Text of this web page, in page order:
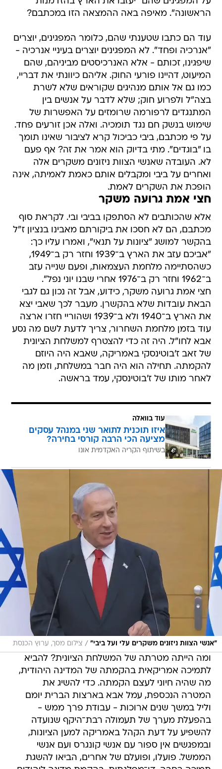
הראשונה". מאיפה באה ההמצאה הזו במכתבם?
עוד הם כתבו שטענתי שהם, כלומר המפגינים, יוצרים
"אנרכיה ופחד". לא המפגינים יוצרים בעיניי אנרכיה -
שיפגינו, זכותם - אלא האנרכיסטים מביניהם, שהם
המיעוט, דהיינו פורעי החוק. אליהם כיוונתי את דבריי,
כמו גם אל אותם מנהיגים שקוראים שלא לשרת
בצה"ל ולפרוע חוק; שלא לדבר על אנשים בין
המתנגדים לרפורמה שרומזים על האפשרות של
שימוש בנשק חם נגד תומכיה. ואלה אכן זורעים פחד.
על פי מכתבם, ביבי כביכול קרא לציבור שאינו תומך
בו "בוגדים". מתי בדיוק הוא אמר את זה? אף פעם
לא. העובדה שאנשי הצוות ניזונים משקרים אלה
ואחרים על ביבי ומקבלים אותם כאמת לאמיתה, אינה
הופכת את השקרים לאמת.
חצי אמת גרועה משקר
אלא שהכותבים לא הסתפקו בביבי ובי. לקראת סוף
מכתבם, הם לא חסכו את ביקורתם מאבינו בנציון ז"ל
בהקשר למושג "ציונות על תנאי", ואמרו עליו כך:
"אביכם עזב את הארץ ב־1939 וחזר רק ב־1949,
כשהסתיימה מלחמת העצמאות, ופעם שנייה עזב
ב־1962 וחזר רק ב־1976 אחרי שבנו יוני נפל".
חצי אמת גרועה משקר, כידוע, אבל זה נכון גם לגבי
הבאת עובדות שלא בהקשרן. מעבר לכך שאבי יצא
את הארץ ב־1940 ולא ב־1939 ושהוריי חזרו ארצה
עוד בזמן מלחמת השחרור, צריך לדעת לשם מה נסע
אבא לחו"ל. היה זה כדי להצטרף למשלחת הציונית
של זאב ז'בוטינסקי באמריקה, שאבא היה היוזם
להקמתה. תחילה הוא היה חבר במשלחת, וזמן מה
לאחר מותו של ז'בוטינסקי, עמד בראשה.
עוד בוואלה
איזו תוכנית לתואר שני במנהל עסקים
מציעה הכי הרבה קורסי בחירה?
בשיתוף הקריה האקדמית אונו
"אנשי הצוות ניזונים משקרים עלי ועל ביבי" / צילום מסך, ערוץ הכנסת
ומה הייתה מטרתה של המשלחת הציונית? להביא
לתמיכה אמריקאית בהקמתה של המדינה היהודית,
מה שהיה חיוני לעצם הקמתה. כדי להשיג את
המטרה הנכספת, עמל אבא בארצות הברית יומם
וליל במשך שנים ארוכות - עבודת פרך ממש -
בהפעלת מערך של תעמולה רבת־היקף שנועדה
להשפיע על דעת הקהל באמריקה למען הציונות,
ובמפגשים אין ספור עם אנשי קונגרס ועם אנשי
הממשל. פועלו, ופועלם של אחרים, הביאו להשגת